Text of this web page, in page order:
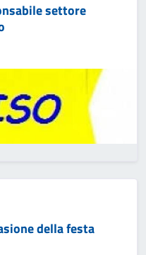
settore
della festa